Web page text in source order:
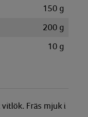
150 g
200 g
10 g
Fräs mjuk i